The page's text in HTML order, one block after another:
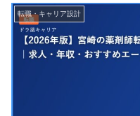
転職・キャリア設計